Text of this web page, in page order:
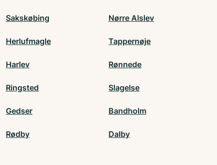
Sakskøbing Nørre Alslev
Herlufmagle Tappernøje
Harlev Rønnede
Ringsted Slagelse
Gedser Bandholm
Rødby Dalby